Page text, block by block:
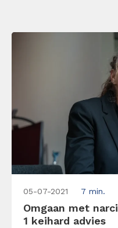
05-07-2021 7 min.
Omgaan met
1 keihard advies